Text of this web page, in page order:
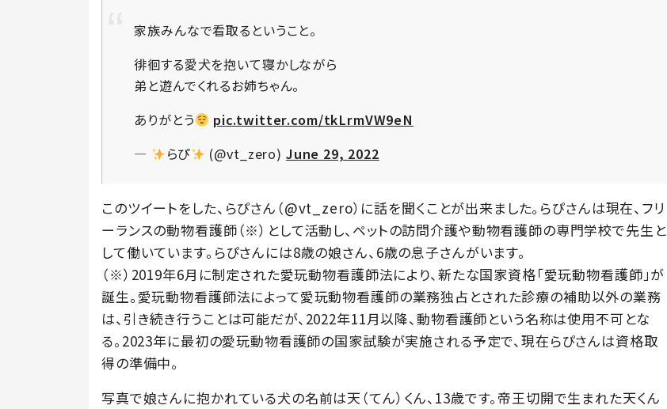
家族みんなで看取るということ。
徘徊する愛犬を抱いて寝かしながら
弟と遊んでくれるお姉ちゃん。
ありがとう
pic.twitter.com/tkLrmVW9eN
—
らぴ (@vt_zero) June 29, 2022
このツイートをした、らぴさん（@vt_zero）に話を聞くことが出来ました。らぴさんは現在、フリ
ーランスの動物看護師（※）として活動し、ペットの訪問介護や動物看護師の専門学校で先生と
して働いています。らぴさんには8歳の娘さん、6歳の息子さんがいます。
（※）2019年6月に制定された愛玩動物看護師法により、新たな国家資格「愛玩動物看護師」が
誕生。愛玩動物看護師法によって愛玩動物看護師の業務独占とされた診療の補助以外の業務
は、引き続き行うことは可能だが、2022年11月以降、動物看護師という名称は使用不可とな
る。2023年に最初の愛玩動物看護師の国家試験が実施される予定で、現在らぴさんは資格取
得の準備中。
写真で娘さんに抱かれている犬の名前は天（てん）くん、13歳です。帝王切開で生まれた天くん